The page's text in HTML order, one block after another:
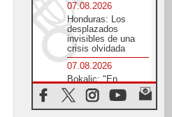
07.08.2026
Honduras: Los
desplazados
invisibles de una
crisis olvidada
07.08.2026
Bokalic: "En
Argentina el Papa
León señalará el
compromiso del